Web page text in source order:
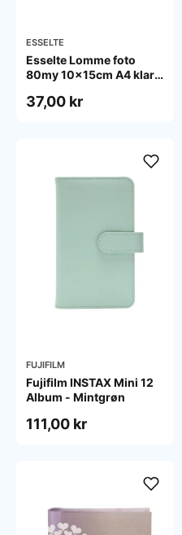
ESSELTE
Esselte Lomme foto
80my 10x15cm A4 klar
37,00 kr
FUJIFILM
Fujifilm INSTAX Mini 12
Album - Mintgrøn
111,00 kr